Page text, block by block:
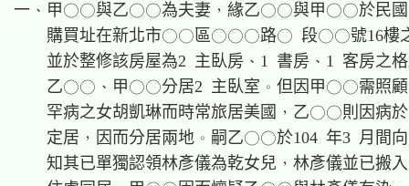
一、甲○○與乙○○為夫妻，緣乙○○與甲○○於民國
購買址在新北市○○區○○○路○ 段○○號16樓之
並於整修該房屋為2 主臥房、1 書房、1 客房之
乙○○、甲○○分居2 主臥室。但因甲○○需照顧
罕病之女胡凱琳而時常旅居美國，乙○○則因病
定居，因而分居兩地。嗣乙○○於104 年3 月間
知其已單獨認領林彥儀為乾女兒，林彥儀並已搬